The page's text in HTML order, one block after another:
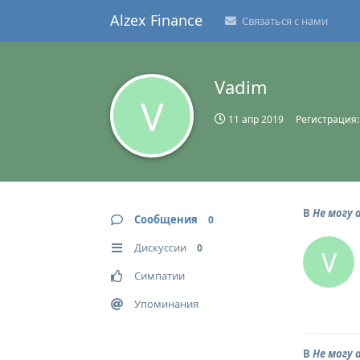
Alzex Finance Связаться с нами
V
Vadim
11 апр 2019
Сообщения 0
Дискуссии 0
Симпатии
Упоминания
В Не могу
V
В Не могу